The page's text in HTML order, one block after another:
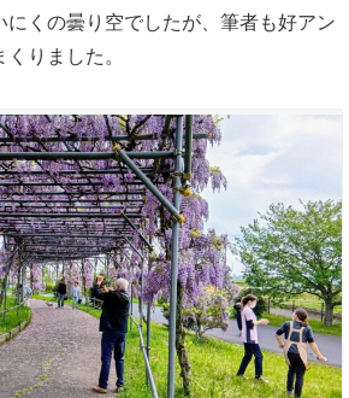
にくの曇り空でしたが、筆者も好アン
りました。